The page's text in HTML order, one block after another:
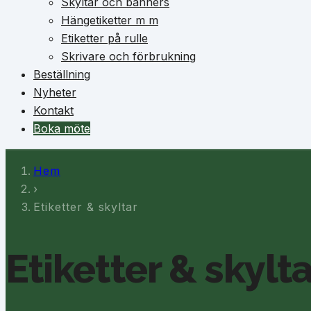
Hängetiketter m m
Etiketter på rulle
Skrivare och förbrukning
Beställning
Nyheter
Kontakt
Boka möte
Hem
›
Etiketter & skyltar
Etiketter &